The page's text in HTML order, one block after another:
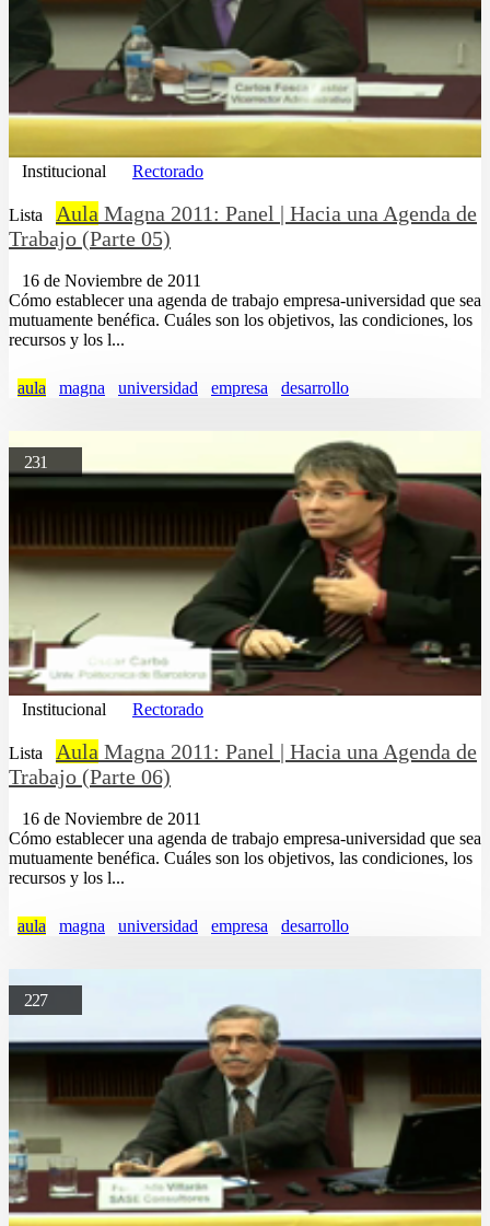
Institucional Rectorado
Lista Aula Magna 2011: Panel | Hacia una Agenda de
Trabajo (Parte 05)
16 de Noviembre de 2011
Cómo establecer una agenda de trabajo empresa-universidad que sea
mutuamente benéfica. Cuáles son los objetivos, las condiciones, los
recursos y los l...
aula magna universidad empresa desarrollo
231
Institucional Rectorado
Lista Aula Magna 2011: Panel | Hacia una Agenda de
Trabajo (Parte 06)
16 de Noviembre de 2011
Cómo establecer una agenda de trabajo empresa-universidad que sea
mutuamente benéfica. Cuáles son los objetivos, las condiciones, los
recursos y los l...
aula magna universidad empresa desarrollo
227